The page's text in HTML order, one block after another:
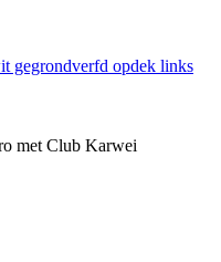
gegrondverfd opdek links
met Club Karwei